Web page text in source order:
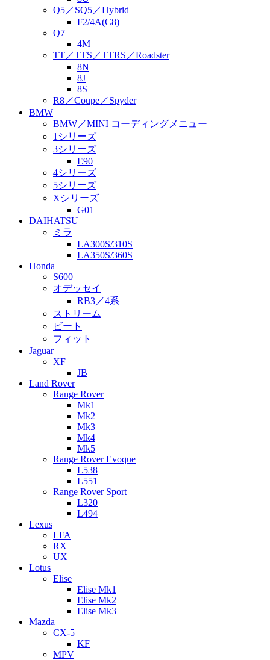
Q5／SQ5／Hybrid
F2/4A(C8)
Q7
4M
TT／TTS／TTRS／Roadster
8N
8J
8S
R8／Coupe／Spyder
BMW
BMW／MINI コーディングメニュー
1シリーズ
3シリーズ
E90
4シリーズ
5シリーズ
Xシリーズ
G01
DAIHATSU
ミラ
LA300S/310S
LA350S/360S
Honda
S600
オデッセイ
RB3／4系
ストリーム
ビート
フィット
Jaguar
XF
JB
Land Rover
Range Rover
Mk1
Mk2
Mk3
Mk4
Mk5
Range Rover Evoque
L538
L551
Range Rover Sport
L320
L494
Lexus
LFA
RX
UX
Lotus
Elise
Elise Mk1
Elise Mk2
Elise Mk3
Mazda
CX-5
KF
MPV